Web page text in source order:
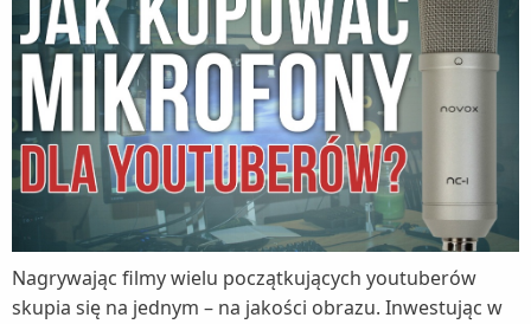
Nagrywając filmy wielu początkujących youtuberów
skupia się na jednym – na jakości obrazu. Inwestując w